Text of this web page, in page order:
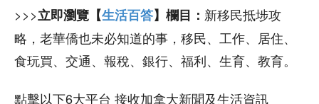
>>>立即瀏覽【生活百答】欄目： 新移民抵埗攻
略，老華僑也未必知道的事，移民、工作、居住、
食玩買、交通、報稅、銀行、福利、生育、教育。
點擊以下6大平台 接收加拿大新聞及生活資訊